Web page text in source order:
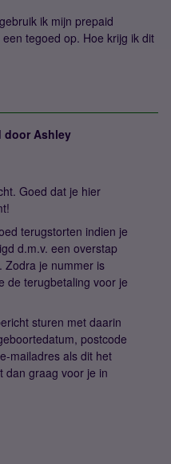
ik mijn prepaid
tegoed op. Hoe krijg ik dit
door Ashley
Goed dat je hier
terugstorten indien je
d.m.v. een overstap
Zodra je nummer is
de terugbetaling voor je
sturen met daarin
postcode
mailadres als dit het
dan graag voor je in